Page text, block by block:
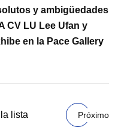
y ambigüedades
CV LU Lee Ufan y
en la Pace Gallery
lista Próximo